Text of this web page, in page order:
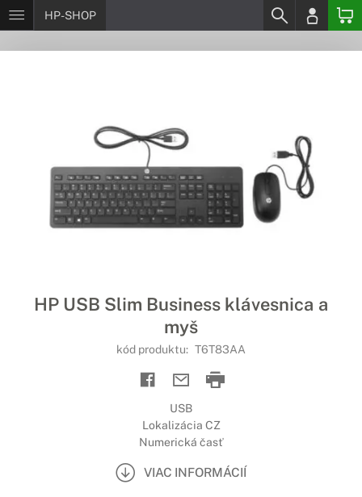
HP-SHOP
HP USB Slim Business klávesnica a
myš
kód produktu: T6T83AA
USB
Lokalizácia CZ
Numerická časť
VIAC INFORMÁCIÍ